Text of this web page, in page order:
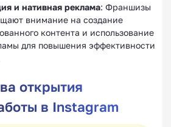
и нативная реклама: Франшизы
внимание на создание
контента и использование
для повышения эффективности
открытия
в Instagram